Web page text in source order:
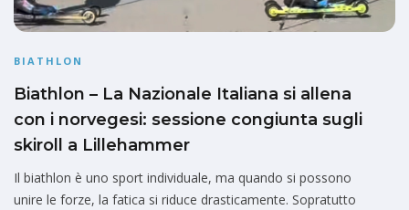
BIATHLON
Biathlon – La Nazionale Italiana si allena
con i norvegesi: sessione congiunta sugli
skiroll a Lillehammer
Il biathlon è uno sport individuale, ma quando si possono
unire le forze, la fatica si riduce drasticamente. Sopratutto